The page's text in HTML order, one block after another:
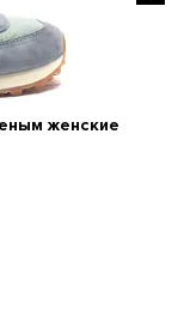
женские